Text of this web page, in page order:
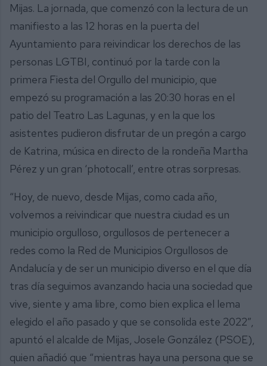
Mijas. La jornada, que comenzó con la lectura de un
manifiesto a las 12 horas en la puerta del
Ayuntamiento para reivindicar los derechos de las
personas LGTBI, continuó por la tarde con la
primera Fiesta del Orgullo del municipio, que
empezó su programación a las 20:30 horas en el
patio del Teatro Las Lagunas, y en la que los
asistentes pudieron disfrutar de un pregón a cargo
de Katrina, música en directo de la rondeña Martha
Pérez y un gran ‘photocall’, entre otras sorpresas.
“Hoy, de nuevo, desde Mijas, como cada año,
volvemos a reivindicar que nuestra ciudad es un
municipio orgulloso, orgullosos de pertenecer a
redes como la Red de Municipios Orgullosos de
Andalucía y de ser un municipio diverso en el que día
tras día seguimos avanzando hacia una sociedad que
vive, siente y ama libre, como bien explica el lema
elegido el año pasado y que se consolida este 2022”,
apuntó el alcalde de Mijas, Josele González (PSOE),
quien añadió que “mientras haya una persona que se